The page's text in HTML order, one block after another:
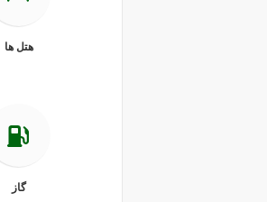
هتل ها
گاز